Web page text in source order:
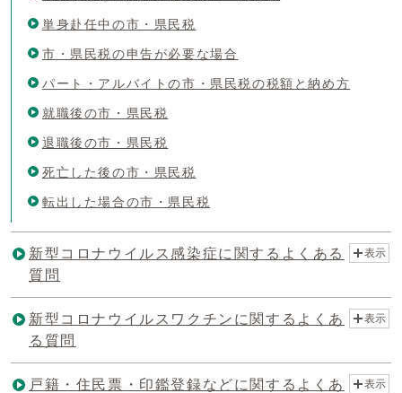
単身赴任中の市・県民税
市・県民税の申告が必要な場合
パート・アルバイトの市・県民税の税額と納め方
就職後の市・県民税
退職後の市・県民税
死亡した後の市・県民税
転出した場合の市・県民税
新型コロナウイルス感染症に関するよくある
質問
表示
新型コロナウイルスワクチンに関するよくあ
る質問
表示
戸籍・住民票・印鑑登録などに関するよくあ
表示